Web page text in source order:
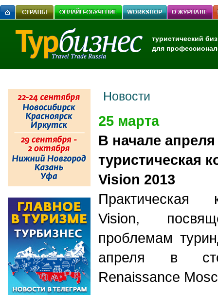
туристический
для
Новости
25 марта
В начале
туристическая
Vision 2013
Практическая
Vision,
проблемам
апреля в
Renaissance